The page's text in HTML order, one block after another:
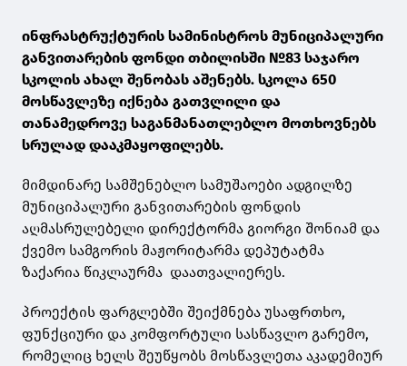
ინფრასტრუქტურის სამინისტროს მუნიციპალური
განვითარების ფონდი თბილისში №83 საჯარო
სკოლის ახალ შენობას აშენებს. სკოლა 650
მოსწავლეზე იქნება გათვლილი და
თანამედროვე საგანმანათლებლო მოთხოვნებს
სრულად დააკმაყოფილებს.
მიმდინარე სამშენებლო სამუშაოები ადგილზე
მუნიციპალური განვითარების ფონდის
აღმასრულებელი დირექტორმა გიორგი შონიამ და
ქვემო სამგორის მაჟორიტარმა დეპუტატმა
ზაქარია წიკლაურმა დაათვალიერეს.
პროექტის ფარგლებში შეიქმნება უსაფრთხო,
ფუნქციური და კომფორტული სასწავლო გარემო,
რომელიც ხელს შეუწყობს მოსწავლეთა აკადემიურ